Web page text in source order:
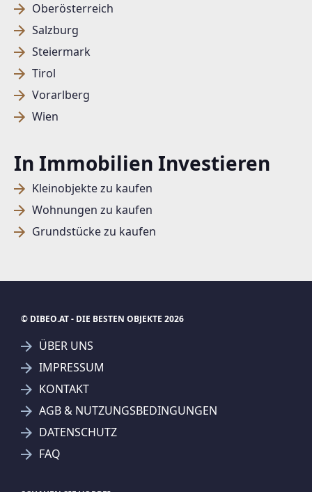
Oberösterreich
Salzburg
Steiermark
Tirol
Vorarlberg
Wien
In Immobilien Investieren
Kleinobjekte zu kaufen
Wohnungen zu kaufen
Grundstücke zu kaufen
SUCHAGENT ANLEGEN FÜR DIE
AKTUELLEN SUCHKRITERIEN
© DIBEO.AT - DIE BESTEN OBJEKTE 2026
ÜBER UNS
IMPRESSUM
KONTAKT
AGB & NUTZUNGSBEDINGUNGEN
DATENSCHUTZ
FAQ